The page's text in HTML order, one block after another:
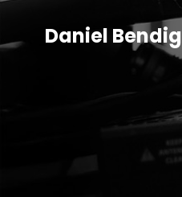
Daniel Bendig